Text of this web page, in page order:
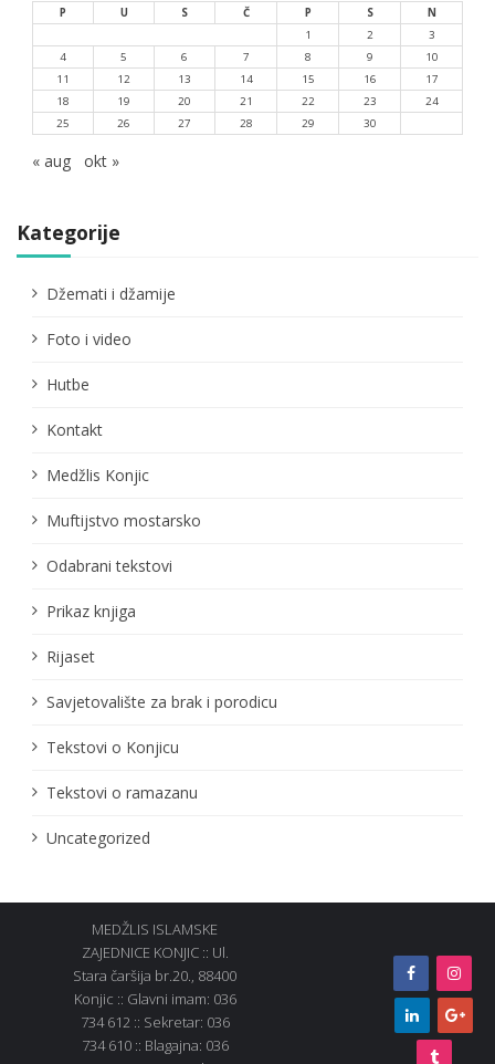
P U S Č P S
N
1
2
3
4
5 6 7 8 9
10
11
12 13 14 15 16
17
18
19 20 21 22 23
24
25
26 27 28 29 30
« aug okt »
Kategorije
Džemati i džamije
Foto i video
Hutbe
Kontakt
Medžlis Konjic
Muftijstvo mostarsko
Odabrani tekstovi
Prikaz knjiga
Rijaset
Savjetovalište za brak i porodicu
Tekstovi o Konjicu
Tekstovi o ramazanu
Uncategorized
MEDŽLIS ISLAMSKE
ZAJEDNICE KONJIC :: Ul.
Stara čaršija br.20., 88400
Konjic :: Glavni imam: 036
734 612 :: Sekretar: 036
734 610 :: Blagajna: 036